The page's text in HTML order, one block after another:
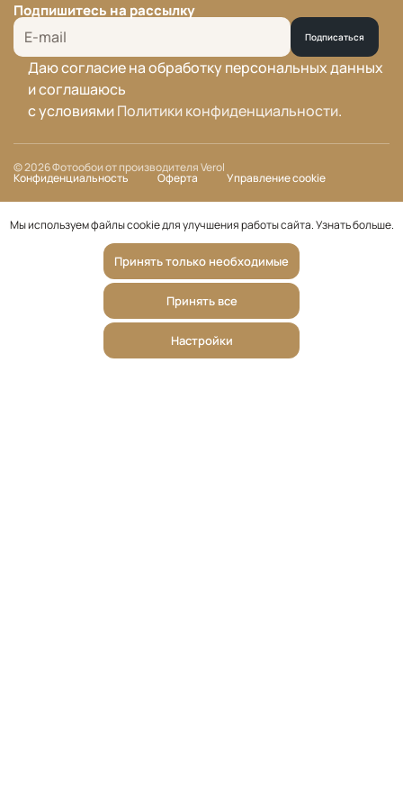
Подпишитесь на рассылку
Подписаться
Даю согласие на обработку персональных данных
и соглашаюсь
с условиямиПолитики конфиденциальности.
© 2026 Фотообои от производителя Verol
Конфиденциальность Оферта Управление cookie
Мы используем файлы cookie для улучшения работы сайта.Узнать больше.
Принять только необходимые
Принять все
Настройки